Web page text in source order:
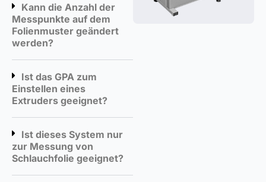
Kann die Anzahl der
Messpunkte auf dem
Folienmuster geändert
werden?
Ist das GPA zum
Einstellen eines
Extruders geeignet?
Ist dieses System nur
zur Messung von
Schlauchfolie geeignet?